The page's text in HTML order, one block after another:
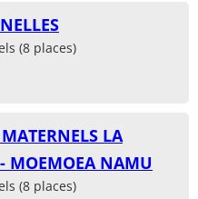
(8 places)
LA
- MOEMOEA NAMU
(8 places)